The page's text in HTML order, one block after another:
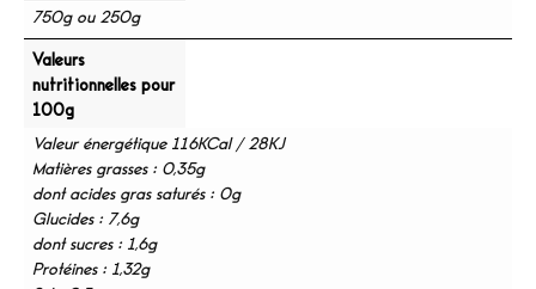
750g ou 250g
Valeurs
nutritionnelles pour
100g
Valeur énergétique 116KCal / 28KJ
Matières grasses : 0,35g
dont acides gras saturés : 0g
Glucides : 7,6g
dont sucres : 1,6g
Protéines : 1,32g